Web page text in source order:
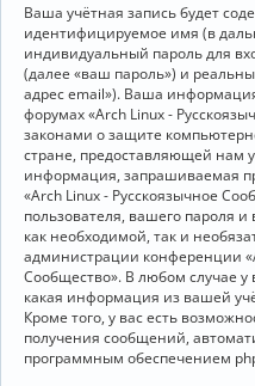
Ваша учётная запись будет
идентифицируемое имя (в
индивидуальный пароль для
(далее «ваш пароль») и
адрес email»). Ваша
форумах «Arch Linux -
законами о защите
стране, предоставляющей нам
информация, запрашиваемая
«Arch Linux - Русскоязычное
пользователя, вашего пароля
как необходимой, так и
администрации конференции
Сообщество». В любом случае у
какая информация из вашей
Кроме того, у вас есть
получения сообщений,
программным обеспечением